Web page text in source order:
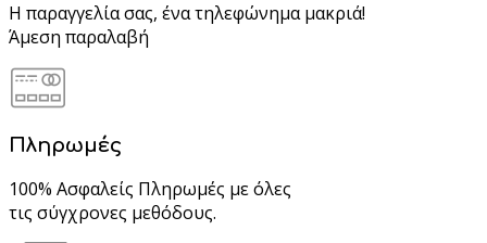
Η παραγγελία σας, ένα τηλεφώνημα μακριά!
Άμεση παραλαβή
Πληρωμές
100% Ασφαλείς Πληρωμές με όλες
τις σύγχρονες μεθόδους.